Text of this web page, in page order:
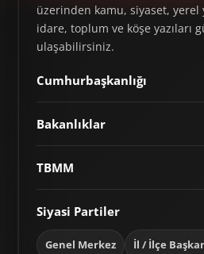
üzerinden kamu, siyaset,
idare, toplum ve köşe yazıları
ulaşabilirsiniz.
Cumhurbaşkanlığı
Bakanlıklar
TBMM
Siyasi Partiler
Genel Merkez İl / İlçe